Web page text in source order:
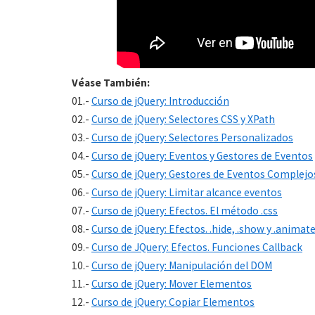
Véase También:
01.- Curso de jQuery: Introducción
02.- Curso de jQuery: Selectores CSS y XPath
03.- Curso de jQuery: Selectores Personalizados
04.- Curso de jQuery: Eventos y Gestores de Eventos
05.- Curso de jQuery: Gestores de Eventos
06.- Curso de jQuery: Limitar alcance eventos
07.- Curso de jQuery: Efectos. El método .css
08.- Curso de jQuery: Efectos. .hide, .show y .animate
09.- Curso de JQuery: Efectos. Funciones Callback
10.- Curso de jQuery: Manipulación del DOM
11.- Curso de jQuery: Mover Elementos
12.- Curso de jQuery: Copiar Elementos